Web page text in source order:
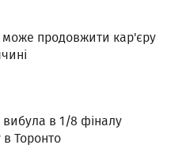
може продовжити кар'єру
в 1/8 фіналу
в Торонто